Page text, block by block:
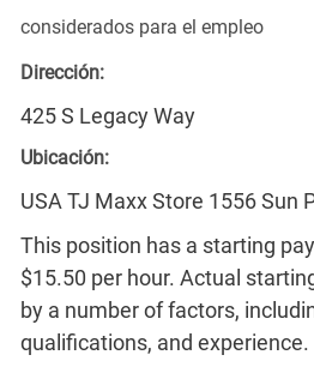
considerados para el empleo
Dirección:
425 S Legacy Way
Ubicación:
USA TJ Maxx Store 1556 Sun
This position has a starting
$15.50 per hour. Actual
by a number of factors,
qualifications, and experience.